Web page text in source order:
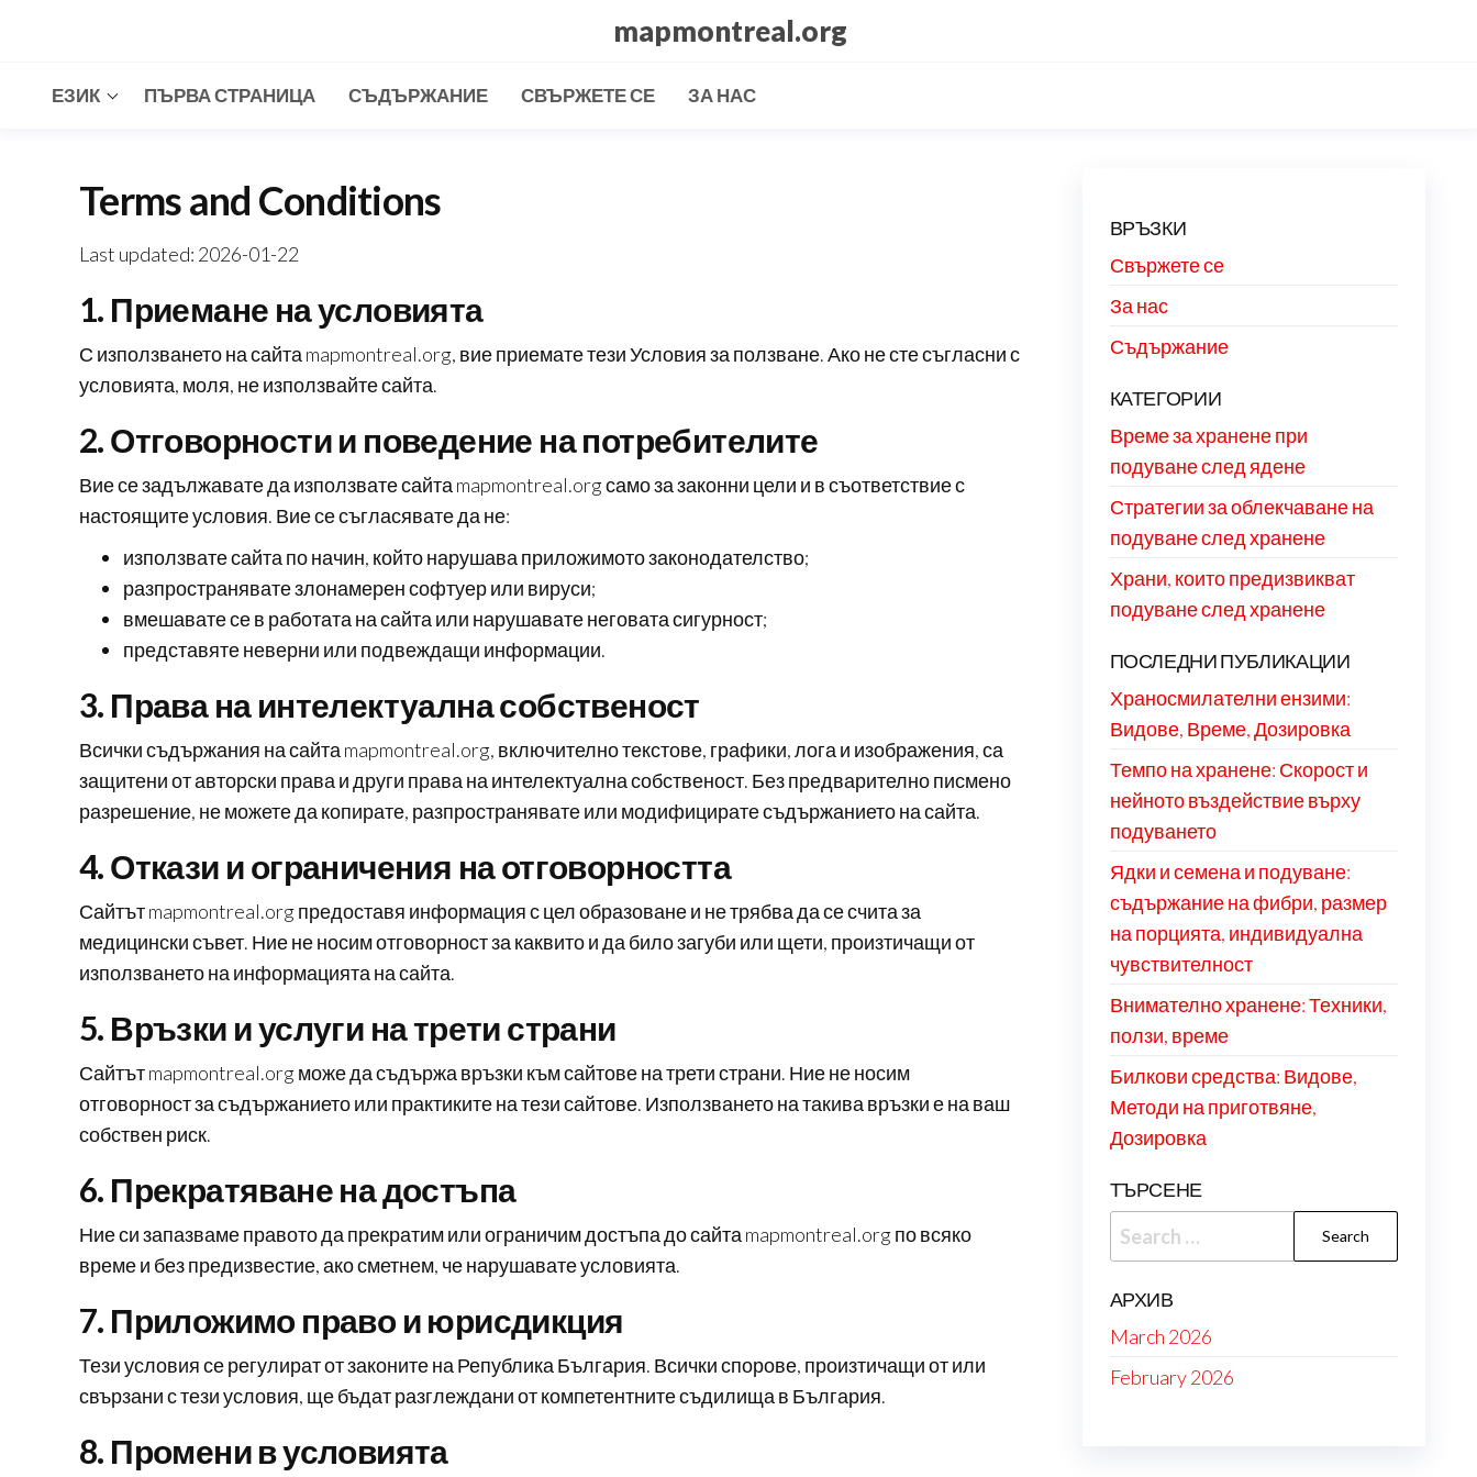
content
mapmontreal.org
ЕЗИК ПЪРВА СТРАНИЦА СЪДЪРЖАНИЕ СВЪРЖЕТЕ СЕ ЗА НАС
Terms and Conditions
Last updated: 2026-01-22
1. Приемане на условията
С използването на сайта mapmontreal.org, вие приемате тези Условия за ползване. Ако не сте съгласни с
условията, моля, не използвайте сайта.
2. Отговорности и поведение на потребителите
Вие се задължавате да използвате сайта mapmontreal.org само за законни цели и в съответствие с
настоящите условия. Вие се съгласявате да не:
използвате сайта по начин, който нарушава приложимото законодателство;
разпространявате злонамерен софтуер или вируси;
вмешавате се в работата на сайта или нарушавате неговата сигурност;
представяте неверни или подвеждащи информации.
3. Права на интелектуална собственост
Всички съдържания на сайта mapmontreal.org, включително текстове, графики, лога и изображения, са
защитени от авторски права и други права на интелектуална собственост. Без предварително писмено
разрешение, не можете да копирате, разпространявате или модифицирате съдържанието на сайта.
4. Откази и ограничения на отговорността
Сайтът mapmontreal.org предоставя информация с цел образоване и не трябва да се счита за
медицински съвет. Ние не носим отговорност за каквито и да било загуби или щети, произтичащи от
използването на информацията на сайта.
5. Връзки и услуги на трети страни
Сайтът mapmontreal.org може да съдържа връзки към сайтове на трети страни. Ние не носим
отговорност за съдържанието или практиките на тези сайтове. Използването на такива връзки е на ваш
собствен риск.
6. Прекратяване на достъпа
Ние си запазваме правото да прекратим или ограничим достъпа до сайта mapmontreal.org по всяко
време и без предизвестие, ако сметнем, че нарушавате условията.
7. Приложимо право и юрисдикция
Тези условия се регулират от законите на Република България. Всички спорове, произтичащи от или
свързани с тези условия, ще бъдат разглеждани от компетентните съдилища в България.
8. Промени в условията
ВРЪЗКИ
Свържете се
За нас
Съдържание
КАТЕГОРИИ
Време за хранене при
подуване след ядене
Стратегии за облекчаване на
подуване след хранене
Храни, които предизвикват
подуване след хранене
ПОСЛЕДНИ ПУБЛИКАЦИИ
Храносмилателни ензими:
Видове, Време, Дозировка
Темпо на хранене: Скорост и
нейното въздействие върху
подуването
Ядки и семена и подуване:
съдържание на фибри, размер
на порцията, индивидуална
чувствителност
Внимателно хранене: Техники,
ползи, време
Билкови средства: Видове,
Методи на приготвяне,
Дозировка
ТЪРСЕНЕ
Search
for:
АРХИВ
March 2026
February 2026